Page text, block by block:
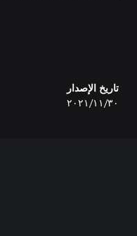
وإتاحة مساحة لما يصل إلى
تاريخ الإصدار
٣٠‏/١١‏/٢٠٢١